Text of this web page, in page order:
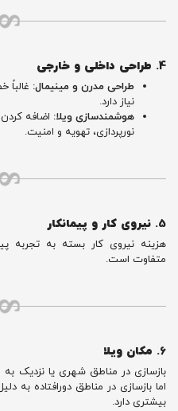
4. طراحی داخلی و خارجی
طراحی مدرن و مینیمال: غالباً
نیاز دارد.
هوشمندسازی ویلا: اضافه
نورپردازی، تهویه و امنیت.
5. نیروی کار و پیمانکار
هزینه نیروی کار بسته به تجربه
متفاوت است.
6. مکان ویلا
بازسازی در مناطق شهری یا نزدیک
اما بازسازی در مناطق دورافتاده به
بیشتری دارد.